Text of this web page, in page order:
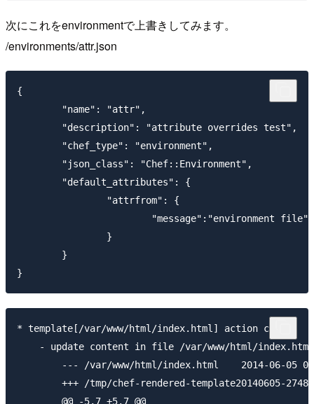
次にこれをenvironmentで上書きしてみます。
/environments/attr.json
{
* template[/var/www/html/index.html] action create
- update content in file /var/www/html/
--- /var/www/html/index.html    2014-06-05
+++ /tmp/chef-rendered-template20140605-
        @@ -5,7 +5,7 @@